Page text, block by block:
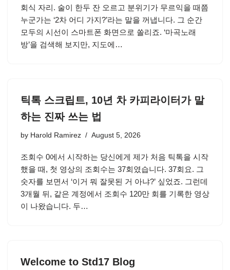
회식 자리. 술이 한두 잔 오르고 분위기가 무르익을 때쯤
누군가는 ‘2차 어디 가지?’라는 말을 꺼냅니다. 그 순간
모두의 시선이 스마트폰 화면으로 쏠리죠. ‘마곡노래
방’을 검색해 보지만, 지도에…
틱톡 스크립트, 10년 차 카피라이터가 말
하는 진짜 쓰는 법
by Harold Ramirez August 5, 2026
조회수 0에서 시작하는 당신에게 제가 처음 틱톡을 시작
했을 때, 첫 영상의 조회수는 37회였습니다. 37회요. 그
숫자를 보면서 ‘이거 뭐 잘못된 거 아냐?’ 싶었죠. 그런데
3개월 뒤, 같은 계정에서 조회수 120만 회를 기록한 영상
이 나왔습니다. 두…
Welcome to Std17 Blog